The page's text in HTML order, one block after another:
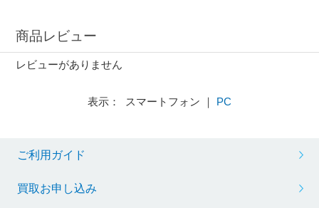
商品レビュー
レビューがありません
表示： スマートフォン ｜ PC
ご利用ガイド
買取お申し込み